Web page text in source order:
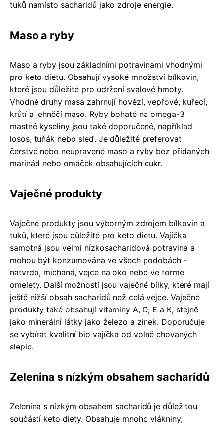
tuků namísto sacharidů jako zdroje energie.
Maso a ryby
Maso a ryby jsou základními potravinami vhodnými
pro keto dietu. Obsahují vysoké množství bílkovin,
které jsou důležité pro udržení svalové hmoty.
Vhodné druhy masa zahrnují hovězí, vepřové, kuřecí,
krůtí a jehněčí maso. Ryby bohaté na omega-3
mastné kyseliny jsou také doporučené, například
losos, tuňák nebo sleď. Je důležité preferovat
čerstvé nebo neupravené maso a ryby bez přidaných
marinád nebo omáček obsahujících cukr.
Vaječné produkty
Vaječné produkty jsou výborným zdrojem bílkovin a
tuků, které jsou důležité pro keto dietu. Vajíčka
samotná jsou velmi nízkosacharidová potravina a
mohou být konzumována ve všech podobách -
natvrdo, míchaná, vejce na oko nebo ve formě
omelety. Další možností jsou vaječné bílky, které mají
ještě nižší obsah sacharidů než celá vejce. Vaječné
produkty také obsahují vitaminy A, D, E a K, stejně
jako minerální látky jako železo a zinek. Doporučuje
se vybírat kvalitní bio vajíčka od volně chovaných
slepic.
Zelenina s nízkým obsahem sacharidů
Zelenina s nízkým obsahem sacharidů je důležitou
součástí keto diety. Obsahuje mnoho vlákniny,